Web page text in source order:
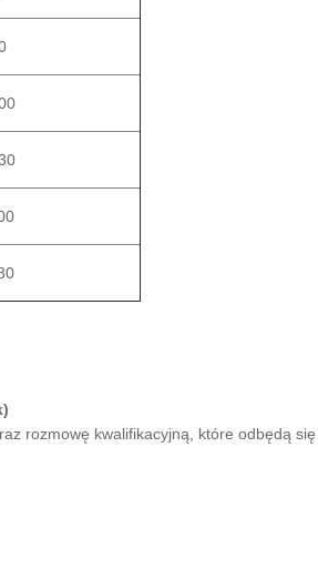
rozmowę kwalifikacyjną, które odbędą